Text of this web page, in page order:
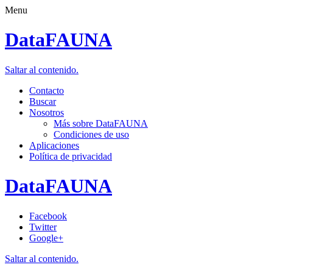
Menu
DataFAUNA
Saltar al contenido.
Contacto
Buscar
Nosotros
Más sobre DataFAUNA
Condiciones de uso
Aplicaciones
Política de privacidad
DataFAUNA
Facebook
Twitter
Google+
Saltar al contenido.